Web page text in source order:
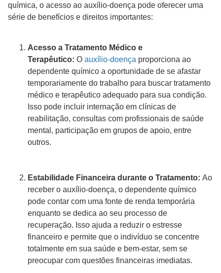
química, o acesso ao auxílio-doença pode oferecer uma
série de benefícios e direitos importantes:
Acesso a Tratamento Médico e
Terapêutico: O auxílio-doença proporciona ao
dependente químico a oportunidade de se afastar
temporariamente do trabalho para buscar tratamento
médico e terapêutico adequado para sua condição.
Isso pode incluir internação em clínicas de
reabilitação, consultas com profissionais de saúde
mental, participação em grupos de apoio, entre
outros.
Estabilidade Financeira durante o Tratamento: Ao
receber o auxílio-doença, o dependente químico
pode contar com uma fonte de renda temporária
enquanto se dedica ao seu processo de
recuperação. Isso ajuda a reduzir o estresse
financeiro e permite que o indivíduo se concentre
totalmente em sua saúde e bem-estar, sem se
preocupar com questões financeiras imediatas.